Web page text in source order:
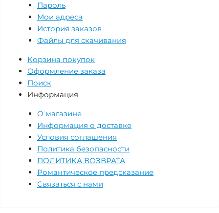
Пароль
Мои адреса
История заказов
Файлы для скачивания
Корзина покупок
Оформление заказа
Поиск
Информация
О магазине
Информация о доставке
Условия соглашения
Политика безопасности
ПОЛИТИКА ВОЗВРАТА
Романтическое предсказание
Связаться с нами